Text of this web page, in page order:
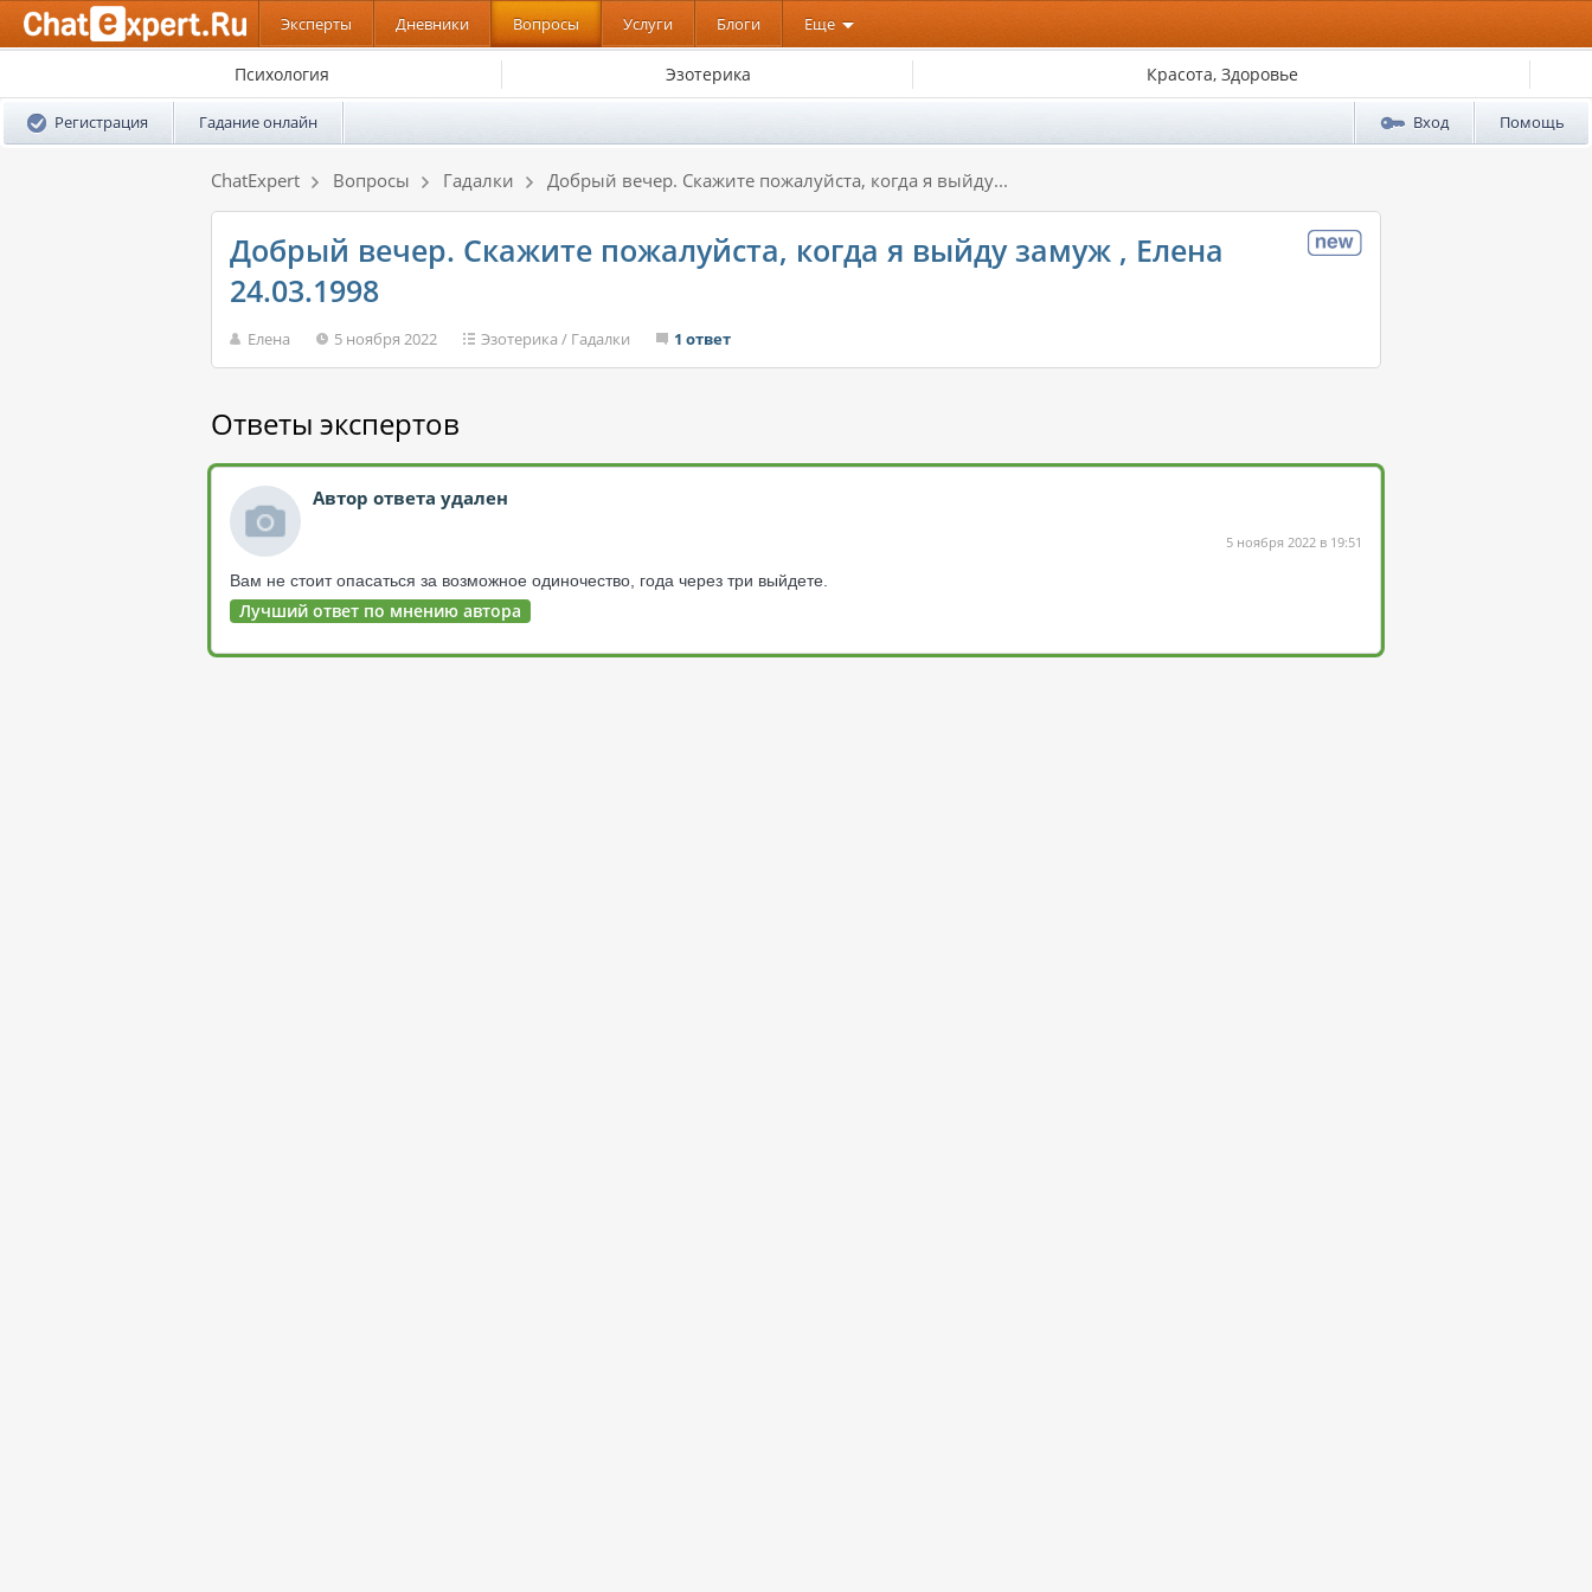
Эксперты Дневники Вопросы Услуги Блоги Еще
Психология Эзотерика Красота, Здоровье
Регистрация Гадание онлайн Вход Помощь
ChatExpert Вопросы Гадалки Добрый вечер. Скажите пожалуйста, когда я выйду...
Добрый вечер. Скажите пожалуйста, когда я выйду замуж , Елена
24.03.1998
Елена 5 ноября 2022 Эзотерика / Гадалки 1 ответ
Ответы экспертов
Автор ответа удален
5 ноября 2022 в 19:51
Вам не стоит опасаться за возможное одиночество, года через три выйдете.
Лучший ответ по мнению автора